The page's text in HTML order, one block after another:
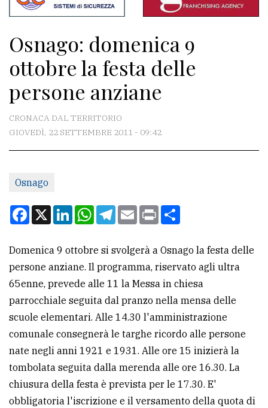
sito
Associazioni
Meteo
CONTATTI
Scrivici
Per
la
pubblicità
CERCA
Cerca
per
comune
Ricerca
avanzata
Osnago: domenica 9
ottobre la festa delle
persone anziane
CRONACA DAL TERRITORIO
GIOVEDÌ, 22 SETTEMBRE 2011 - 09:42
Osnago
Facebook
X LinkedInWhatsApp
Telegram
EmailPrint
Domenica 9 ottobre si svolgerà a Osnago la festa delle
persone anziane. Il programma, riservato agli ultra
65enne, prevede alle 11 la Messa in chiesa
parrocchiale seguita dal pranzo nella mensa delle
scuole elementari. Alle 14.30 l'amministrazione
comunale consegnerà le targhe ricordo alle persone
nate negli anni 1921 e 1931. Alle ore 15 inizierà la
tombolata seguita dalla merenda alle ore 16.30. La
chiusura della festa è prevista per le 17.30. E'
obbligatoria l'iscrizione e il versamento della quota di